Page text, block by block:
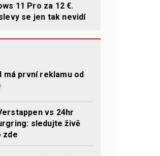
11 Pro za 12 €.
se jen tak nevidí
má první reklamu od
vs 24hr
sledujte živě
zde